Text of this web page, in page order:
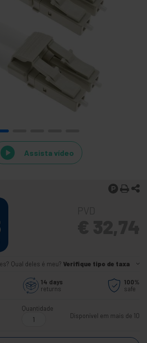
Assista vídeo
Qual deles é meu? Verifique tipo de taxa
14 days
returns
100%
safe
Quantidade
Disponível em mais de 10